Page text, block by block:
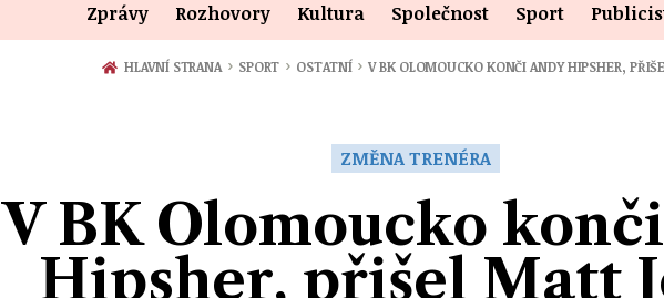
Zprávy Rozhovory Kultura Společnost Sport
HLAVNÍ STRANA › SPORT › OSTATNÍ › V BK OLOMOUCKO KONČI ANDY HIPSHER,
ZMĚNA TRENÉRA
V BK Olomoucko
Hipsher, přišel Matt